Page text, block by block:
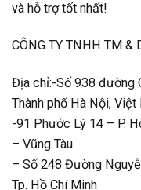
và hỗ trợ tốt nhất!
CÔNG TY TNHH TM
Địa chỉ:-Số 938 đường
Thành phố Hà Nội, Việt
-91 Phước Lý 14 – P.
– Vũng Tàu
– Số 248 Đường
Tp. Hồ Chí Minh